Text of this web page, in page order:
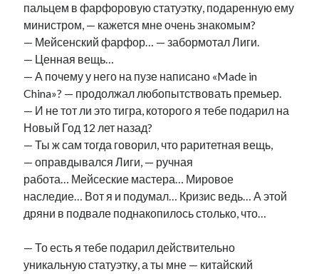
пальцем в фарфоровую статуэтку, подаренную ему
министром, — кажется мне очень знакомым?
— Мейсенский фарфор… — забормотал Лиги.
— Ценная вещь…
— А почему у него на пузе написано «Made in
China»? — продолжал любопытствовать премьер.
— И не тот ли это тигра, которого я тебе подарил на
Новый Год 12 лет назад?
— Ты ж сам тогда говорил, что раритетная вещь,
— оправдывался Лиги, — ручная
работа… Мейсеские мастера… Мировое
наследие… Вот я и подумал… Кризис ведь… А этой
дряни в подвале поднакопилось столько, что…
— То есть я тебе подарил действительно
уникальную статуэтку, а ты мне — китайский